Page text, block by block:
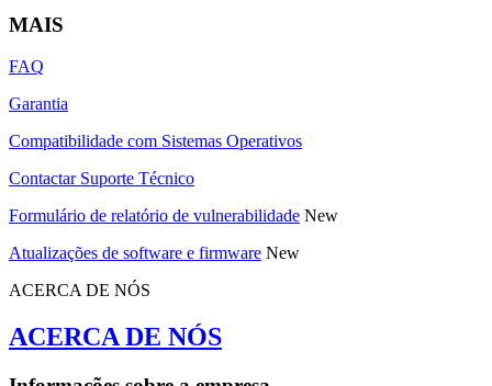
MAIS
FAQ
Garantia
Compatibilidade com Sistemas Operativos
Contactar Suporte Técnico
Formulário de relatório de vulnerabilidade New
Atualizações de software e firmware New
ACERCA DE NÓS
ACERCA DE NÓS